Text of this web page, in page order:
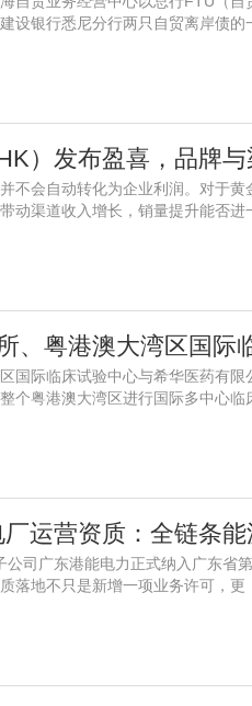
设银行悉尼分行两只自贸离岸债的
不会自动转化为企业利润。对于
动渠道收入增长，销量提升能否进
国际临床试验中心与希华医药有限
个粤港澳大湾区进行国际多中心临
司广东港能电力正式纳入广东省
落地不只是新增一项业务许可，更